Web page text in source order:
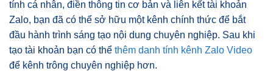
tính cá nhân, điền thông tin cơ bản và liên kết tài khoản
Zalo, bạn đã có thể sở hữu một kênh chính thức để bắt
đầu hành trình sáng tạo nội dung chuyên nghiệp. Sau khi
tạo tài khoản bạn có thể thêm danh tính kênh Zalo Video
để kênh trông chuyên nghiệp hơn.